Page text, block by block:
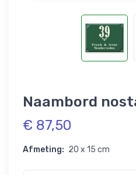
Naambord
€ 87,50
Afmeting: 20 x 15 cm